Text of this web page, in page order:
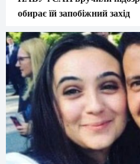
обирає їй запобіжний захід